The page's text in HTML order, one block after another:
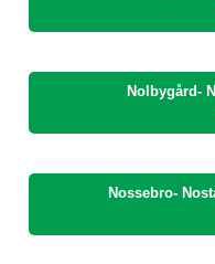
Nolbygård-
Nossebro-